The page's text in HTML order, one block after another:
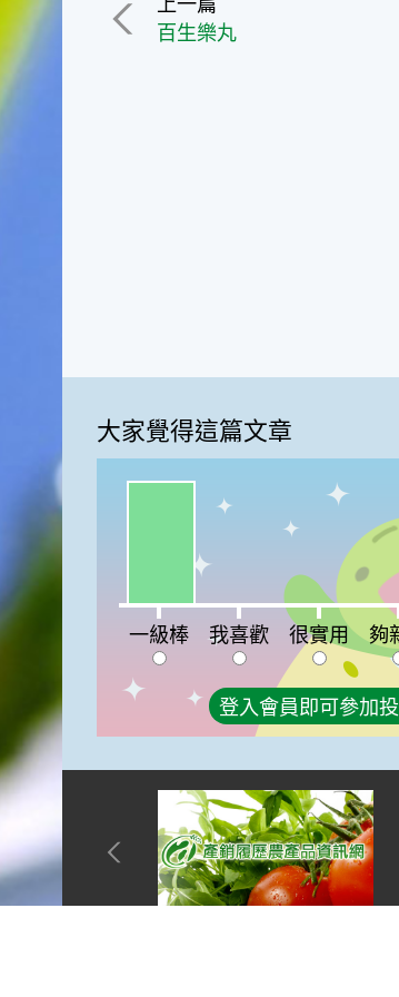
百生樂丸
大家覺得這篇文章
一級棒:100%
我喜歡:0%很實用:0%夠
一級棒 我喜歡 很實用 夠
登入會員即可參加